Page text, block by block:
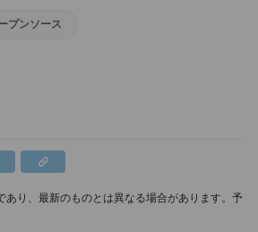
プンソース
あり、最新のものとは異なる場合があります。予